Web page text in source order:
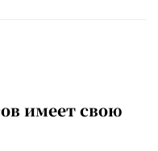
имеет свою